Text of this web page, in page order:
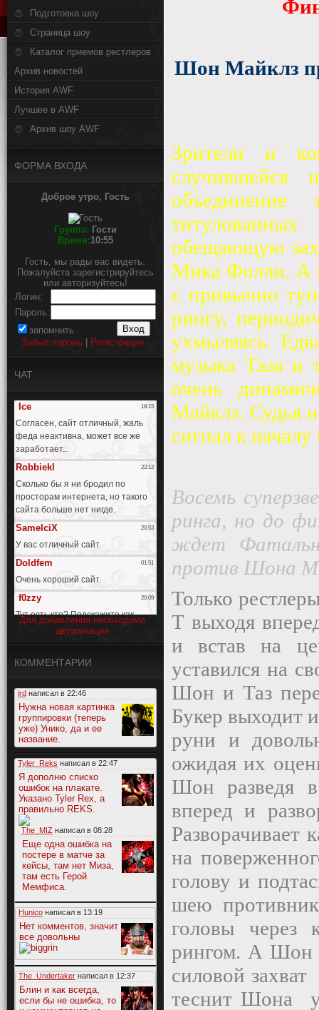
Подготовка шоу
Страница шоу
Каталог приемов рестлеров
Архив новостей
История AWF
Лучшее в AWF
Архив шоу AWF
ФОРМА ВХОДА
Доброе утро, Гость
Группа: Гости
Время:10:55
Гость, мы рады вас видеть.
Пожалуйста зарегистрируйтесь
или авторизуйтесь!
Логин:
Пароль:
запомнить
Забыл пароль
Регистрация
ЧАТ
Для добавления необходима
авторизация
КОММЕНТАРИИ
ird написал в 22:46
Нужна новая картинка
группировки (теперь
уже) Унико, да и ее
название.
Tyler_Reks написал в 22:47
Я дополню списко
ошибок на плакате.
Указано Tyler Rex, а
правильно REKS.
The_MIZ написал в 08:28
Еще одна ошибка на
постере в матче за
кейсы, там нет Миза,
там есть Герой
Мемфиса.
Hunico написал в 13:19
Нет комментов, значит
все довольны
The_Undertaker написал в 12:37
Блин и как всегда,
если бы не ошибка, то
Шон Майклз
Зрители и
обещающую
Мика Фолли. А
с привычно
рингу,
ухмыляясь.
музыка Таза и
очень
Майклз. Судья
сигнал к началу
Восемь
ринга, но до
ждет
против Шона
Только
Т выходя
и встав на
уставился на
Шон и Таз
Букер выходит
руни и
ожидая их
Шон разведя
вперед и
Разворачивает
на
голову и
шею
головы через
рингом. А Шон
силовой захват
теснит Шона